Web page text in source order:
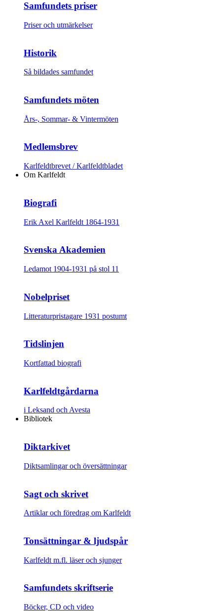
Samfundets priser
Priser och utmärkelser
Historik
Så bildades samfundet
Samfundets möten
Års-, Sommar- & Vintermöten
Medlemsbrev
Karlfeldtbrevet / Karlfeldtbladet
Om Karlfeldt
Biografi
Erik Axel Karlfeldt 1864-1931
Svenska Akademien
Ledamot 1904-1931 på stol 11
Nobelpriset
Litteraturpristagare 1931 postumt
Tidslinjen
Kortfattad biografi
Karlfeldtgårdarna
i Leksand och Avesta
Bibliotek
Diktarkivet
Diktsamlingar och översättningar
Sagt och skrivet
Artiklar och föredrag om Karlfeldt
Tonsättningar & ljudspår
Karlfeldt m.fl. läser och sjunger
Samfundets skriftserie
Böcker, CD och video